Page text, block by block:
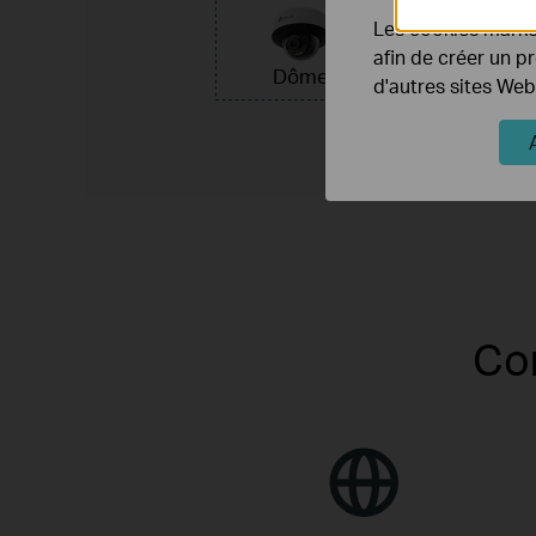
Dôme
de
Les cookies
afin de créer un
d'autres sites